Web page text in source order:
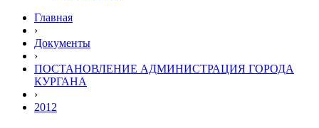
Главная
›
Документы
›
ПОСТАНОВЛЕНИЕ АДМИНИСТРАЦИЯ ГОРОДА
КУРГАНА
›
2012